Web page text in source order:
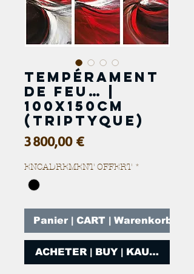
Tempérament
de feu… |
100x150cm
(Triptyque)
3 800,00 €Prix
ENCADREMENT OFFERT *
Panier | CART | Warenkorb
ACHETER | BUY | KAUFEN